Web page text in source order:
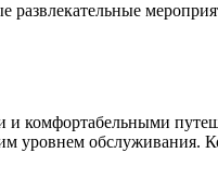
и комфортабельными
уровнем обслуживания.